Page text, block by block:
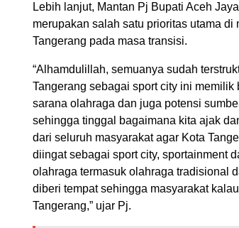
Lebih lanjut, Mantan Pj Bupati Aceh
merupakan salah satu prioritas utama
Tangerang pada masa transisi.
“Alhamdulillah, semuanya sudah
Tangerang sebagai sport city ini
sarana olahraga dan juga potensi
sehingga tinggal bagaimana kita ajak
dari seluruh masyarakat agar Kota
diingat sebagai sport city, sportainment
olahraga termasuk olahraga tradisional
diberi tempat sehingga masyarakat
Tangerang,” ujar Pj.